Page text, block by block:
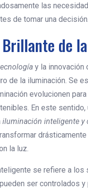
las
de tomar una decisión.
de
y la innovación
de la iluminación. Se
evolucionen
En este sentido,
iluminación inteligente y
drásticamente
la luz.
se refiere a los
ser controlados